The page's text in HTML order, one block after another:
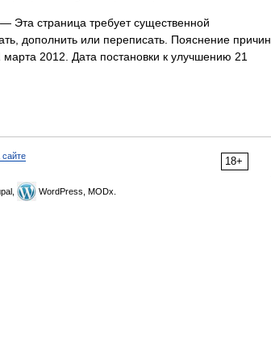
— Эта страница требует существенной
дополнить или переписать. Пояснение причин
2012. Дата постановки к улучшению 21
18+
WordPress, MODx.